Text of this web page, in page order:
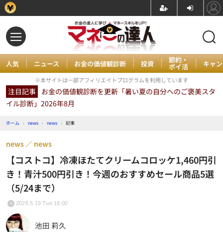
人気 ニュース お金の価値観診断 投資 節約・
ポイ活 キャ
※本サイトは一部アフィリエイトプログラムを利用しています
注目記事 お金の価値観診断を更新「暑い夏の自分へのご褒美スタ
イル診断」2026年8月
ホーム › news › news › 記事
【コストコ】冷凍ほたてクリームコロッケ1,460円引
き！青汁500円引き！今週のおすすめセール商品5選
（5/24まで）
news news
2026.5.19 Tue 18:00
池田 莉久